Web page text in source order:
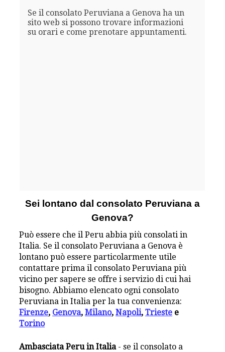
Se il consolato Peruviana a Genova ha un
sito web si possono trovare informazioni
su orari e come prenotare appuntamenti.
Sei lontano dal consolato Peruviana a
Genova?
Può essere che il Peru abbia più consolati in
Italia. Se il consolato Peruviana a Genova è
lontano può essere particolarmente utile
contattare prima il consolato Peruviana più
vicino per sapere se offre i servizio di cui hai
bisogno. Abbiamo elencato ogni consolato
Peruviana in Italia per la tua convenienza:
Firenze, Genova,Milano,Napoli,Trieste e
Torino
Ambasciata Peru in Italia- se il consolato a